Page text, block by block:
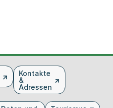
Kontakte
&
Adressen